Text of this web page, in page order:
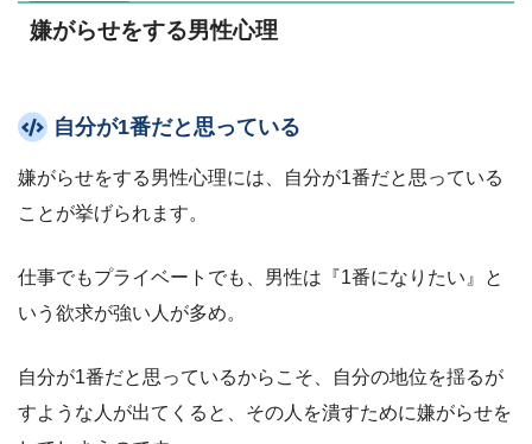
嫌がらせをする男性心理
自分が1番だと思っている
嫌がらせをする男性心理には、自分が1番だと思っている
ことが挙げられます。
仕事でもプライベートでも、男性は『1番になりたい』と
いう欲求が強い人が多め。
自分が1番だと思っているからこそ、自分の地位を揺るが
すような人が出てくると、その人を潰すために嫌がらせを